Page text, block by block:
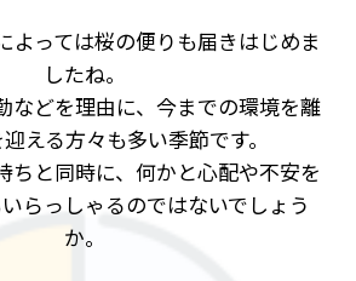
よっては桜の便りも届きはじめま
したね。
などを理由に、今までの環境を離
える方々も多い季節です。
ちと同時に、何かと心配や不安を
らっしゃるのではないでしょう
か。